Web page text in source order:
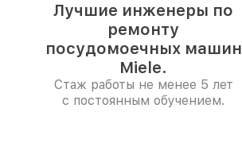
Лучшие инженеры по
ремонту
посудомоечных машин
Miele.
Стаж работы не менее 5 лет
с постоянным обучением.